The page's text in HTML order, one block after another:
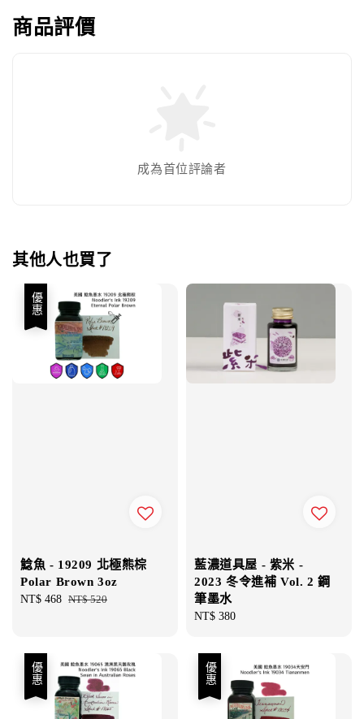
商品評價
成為首位評論者
其他人也買了
優惠
鯰魚 - 19209 北極熊棕
Polar Brown 3oz
Sale
NT$ 468 Regular
NT$ 520
藍濃道具屋 - 紫米 -
2023 冬令進補 Vol. 2 鋼
筆墨水
Regular
NT$ 380
優惠 優惠